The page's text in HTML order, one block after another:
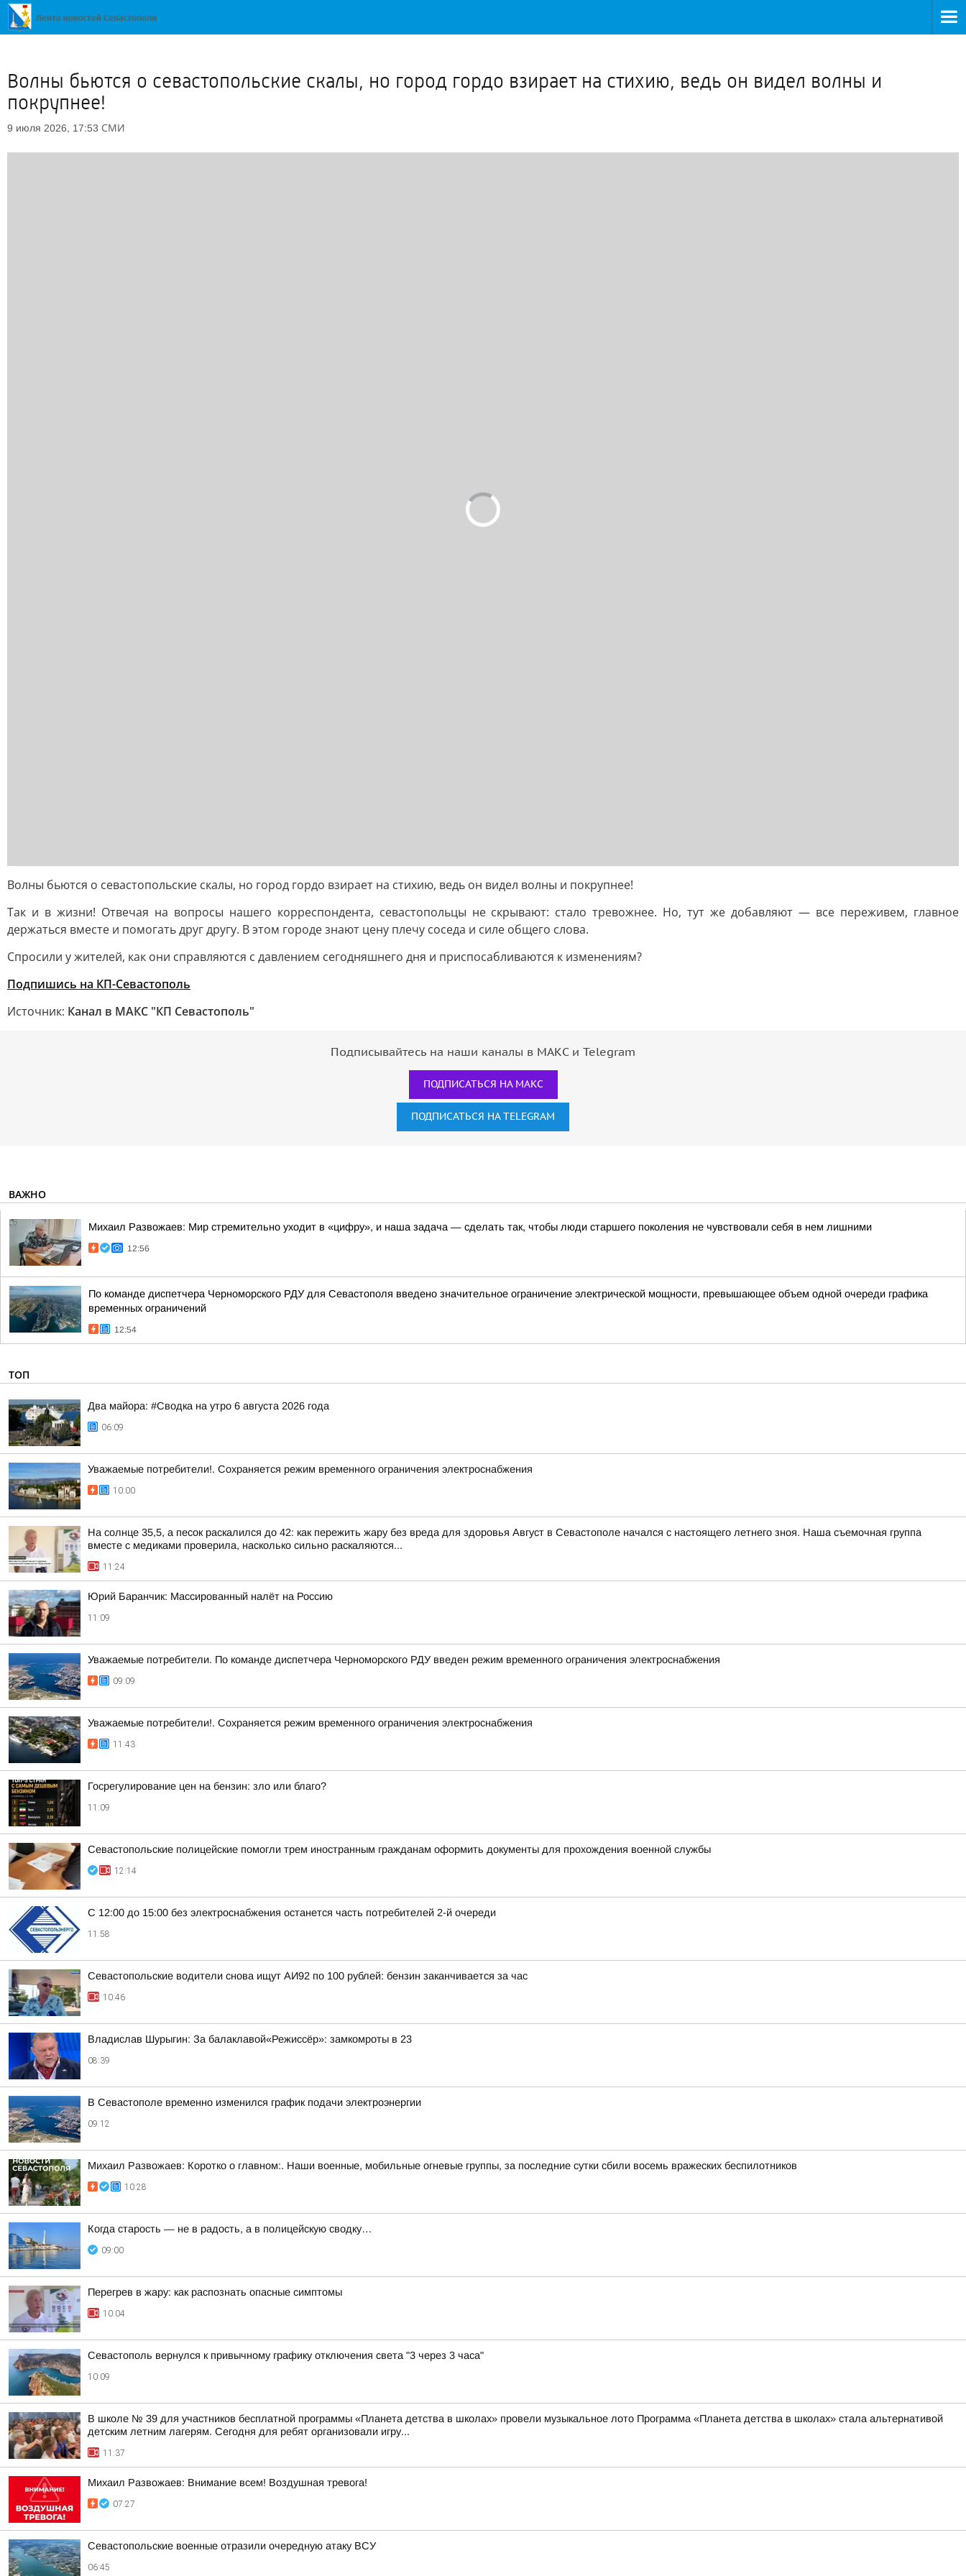
Волны бьются о севастопольские скалы, но город гордо взирает на стихию, ведь он видел волны и
покрупнее!
9 июля 2026, 17:53 СМИ
Волны бьются о севастопольские скалы, но город гордо взирает на стихию, ведь он видел волны и покрупнее!
Так и в жизни! Отвечая на вопросы нашего корреспондента, севастопольцы не скрывают: стало тревожнее. Но, тут же добавляют — все переживем, главное
держаться вместе и помогать друг другу. В этом городе знают цену плечу соседа и силе общего слова.
Спросили у жителей, как они справляются с давлением сегодняшнего дня и приспосабливаются к изменениям?
Подпишись на КП-Севастополь
Источник: Канал в МАКС "КП Севастополь"
Подписывайтесь на наши каналы в МАКС и Telegram
ПОДПИСАТЬСЯ НА МАКС
ПОДПИСАТЬСЯ НА TELEGRAM
ВАЖНО
Михаил Развожаев: Мир стремительно уходит в «цифру», и наша задача — сделать так, чтобы люди старшего поколения не чувствовали себя в нем лишними
12:56
По команде диспетчера Черноморского РДУ для Севастополя введено значительное ограничение электрической мощности, превышающее объем одной очереди графика
временных ограничений
12:54
ТОП
Два майора: #Сводка на утро 6 августа 2026 года
06:09
Уважаемые потребители!. Сохраняется режим временного ограничения электроснабжения
10:00
На солнце 35,5, а песок раскалился до 42: как пережить жару без вреда для здоровья Август в Севастополе начался с настоящего летнего зноя. Наша съемочная группа
вместе с медиками проверила, насколько сильно раскаляются...
11:24
Юрий Баранчик: Массированный налёт на Россию
11:09
Уважаемые потребители. По команде диспетчера Черноморского РДУ введен режим временного ограничения электроснабжения
09:09
Уважаемые потребители!. Сохраняется режим временного ограничения электроснабжения
11:43
Госрегулирование цен на бензин: зло или благо?
11:09
Севастопольские полицейские помогли трем иностранным гражданам оформить документы для прохождения военной службы
12:14
С 12:00 до 15:00 без электроснабжения останется часть потребителей 2-й очереди
11:58
Севастопольские водители снова ищут АИ92 по 100 рублей: бензин заканчивается за час
10:46
Владислав Шурыгин: За балаклавой«Режиссёр»: замкомроты в 23
08:39
В Севастополе временно изменился график подачи электроэнергии
09:12
Михаил Развожаев: Коротко о главном:. Наши военные, мобильные огневые группы, за последние сутки сбили восемь вражеских беспилотников
10:28
Когда старость — не в радость, а в полицейскую сводку…
09:00
Перегрев в жару: как распознать опасные симптомы
10:04
Севастополь вернулся к привычному графику отключения света "3 через 3 часа"
10:09
В школе № 39 для участников бесплатной программы «Планета детства в школах» провели музыкальное лото Программа «Планета детства в школах» стала альтернативой
детским летним лагерям. Сегодня для ребят организовали игру...
11:37
Михаил Развожаев: Внимание всем! Воздушная тревога!
07:27
Севастопольские военные отразили очередную атаку ВСУ
06:45